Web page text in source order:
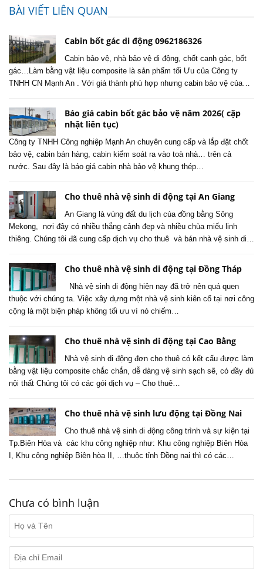
BÀI VIẾT LIÊN QUAN
Cabin bốt gác di động 0962186326
Cabin bảo vệ, nhà bảo vệ di động, chốt canh gác, bốt
gác…Làm bằng vật liệu composite là sản phẩm tối Ưu của Công ty
TNHH CN Mạnh An . Với giá thành phù hợp nhưng cabin bảo vệ của…
Báo giá cabin bốt gác bảo vệ năm 2026( cập
nhật liên tục)
Công ty TNHH Công nghiệp Mạnh An chuyên cung cấp và lắp đặt chốt
bảo vệ, cabin bán hàng, cabin kiểm soát ra vào toà nhà… trên cả
nước. Sau đây là báo giá cabin nhà bảo vệ khung thép…
Cho thuê nhà vệ sinh di động tại An Giang
An Giang là vùng đất du lịch của đồng bằng Sông
Mekong, nơi đây có nhiều thắng cảnh đẹp và nhiều chùa miếu linh
thiêng. Chúng tôi đã cung cấp dịch vụ cho thuê và bán nhà vệ sinh di…
Cho thuê nhà vệ sinh di động tại Đồng Tháp
Nhà vệ sinh di động hiện nay đã trở nên quá quen
thuộc với chúng ta. Việc xây dựng một nhà vệ sinh kiên cố tại nơi công
cộng là một biện pháp không tối ưu vì nó chiếm…
Cho thuê nhà vệ sinh di động tại Cao Bằng
Nhà vệ sinh di động đơn cho thuê có kết cấu được làm
bằng vật liệu composite chắc chắn, dễ dàng vệ sinh sạch sẽ, có đầy đủ
nội thất Chúng tôi có các gói dịch vụ – Cho thuê…
Cho thuê nhà vệ sinh lưu động tại Đồng Nai
Cho thuê nhà vệ sinh di động công trình và sự kiện tại
Tp.Biên Hòa và các khu công nghiệp như: Khu công nghiệp Biên Hòa
I, Khu công nghiệp Biên hòa II, …thuộc tỉnh Đồng nai thì có các…
Chưa có bình luận